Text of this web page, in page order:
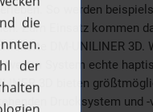
So werden
Zum Einsatz kommen
DM-UNILINER 3D.
System echte
3D bieten
Drucksystem und -